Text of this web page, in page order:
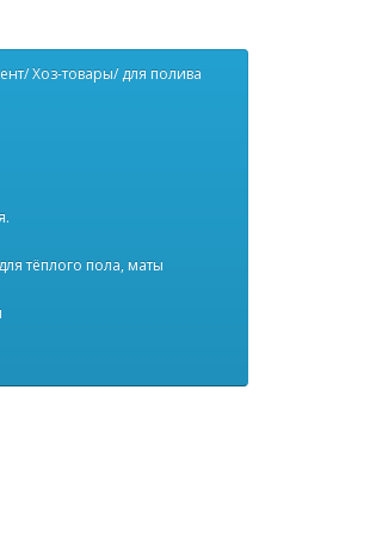
Хоз-товары/ для полива
тёплого пола, маты